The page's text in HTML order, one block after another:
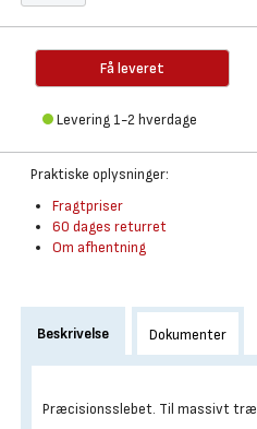
Få leveret
Levering 1-2 hverdage
Praktiske oplysninger:
Fragtpriser
60 dages returret
Om afhentning
Beskrivelse Dokumenter
Præcisionsslebet. Til massivt træ